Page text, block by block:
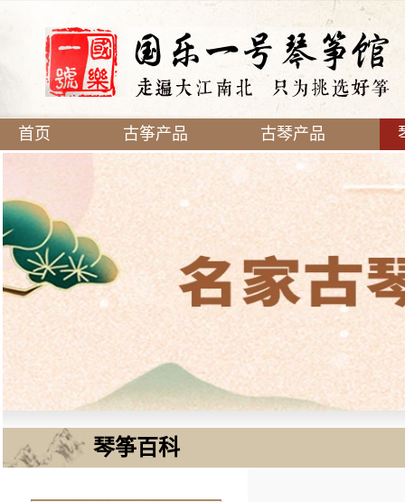
首页 古筝产品 古琴产品
琴筝百科